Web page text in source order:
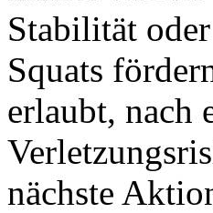
Stabilität
Squats
erlaubt, nach
nächste